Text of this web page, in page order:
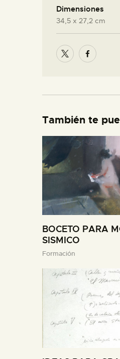
Dimensiones
34,5 x 27,2 cm
También te
BOCETO PARA
SISMICO
Formación